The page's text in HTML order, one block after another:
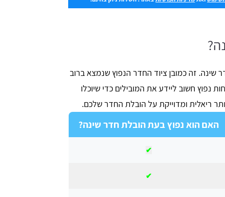
שינה. זה כמובן ציוד החדר הנפוץ שנמצא ברוב
נפוץ חשוב ליידע את המובילים כדי שיוכלו
ריאלית ומדוייקת על הובלת החדר שלכם.
האם הוא נפוץ בעת הובלת חדר שינה?
✔
✔